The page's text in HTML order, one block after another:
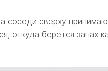
соседи сверху
откуда берется запах